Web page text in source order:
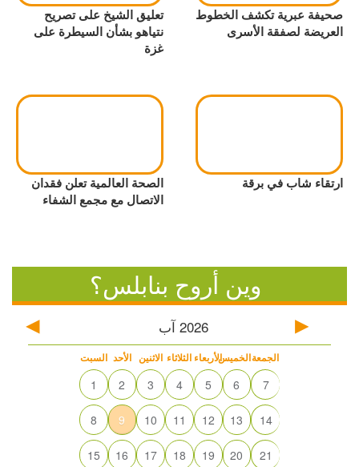
صحيفة عبرية تكشف الخطوط
العريضة لصفقة الأسرى
تعليق الشيخ على تصريح
نتياهو بشأن السيطرة على
غزة
ارتقاء شاب في برقة
الصحة العالمية تعلن فقدان
الاتصال مع مجمع الشفاء
وين أروح بنابلس؟
2026 آب
السبت الأحد الاثنين الثلاثاء الأربعاءالخميسالجمعة
1 2 3 4 5 6 7
8 9 10 11 12 13 14
15 16 17 18 19 20 21